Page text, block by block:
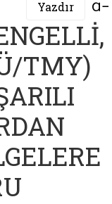
Yazdır
TMY)